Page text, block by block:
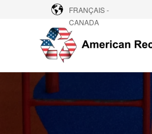
FRANÇAIS -
CANADA